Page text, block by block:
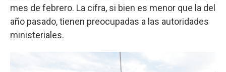
mes de febrero. La cifra, si bien es menor que la del
año pasado, tienen preocupadas a las autoridades
ministeriales.